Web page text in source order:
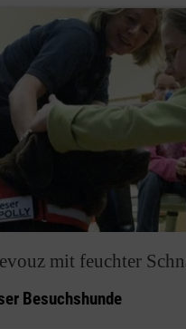
mit feuchter
Besuchshunde